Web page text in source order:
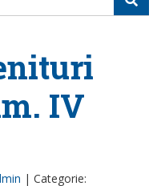
IV
| Categorie: